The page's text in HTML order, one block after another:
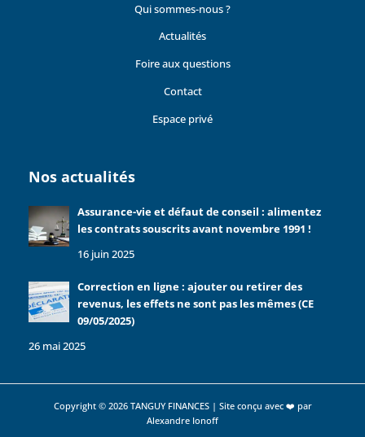
Qui sommes-nous ?
Actualités
Foire aux questions
Contact
Espace privé
Nos actualités
Assurance-vie et défaut de conseil : alimentez
les contrats souscrits avant novembre 1991 !
16 juin 2025
Correction en ligne : ajouter ou retirer des
revenus, les effets ne sont pas les mêmes (CE
09/05/2025)
26 mai 2025
Copyright © 2026 TANGUY FINANCES | Site conçu avec ❤️ par
Alexandre Ionoff